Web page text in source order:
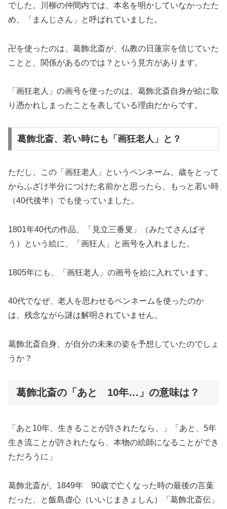
でした。川柳の仲間内では、本名を明かしていなかったた
め、「まんじさん」と呼ばれていました。
卍を使ったのは、葛飾北斎が、仏教の日蓮宗を信じていた
ことと、関係があるのでは？という見方があります。
「画狂老人」の画号を使ったのは、葛飾北斎自身が絵に取
り憑かれしまったことを表している理由だからです。
葛飾北斎、若い時にも「画狂老人」と？
ただし、この「画狂老人」というペンネーム、歳をとって
からふざけ半分につけた名前かと思ったら、もっと若い時
（40代後半）でも使っていました。
1801年40代の作品、「見立三番叟」（みたてさんばそ
う）という絵に、「画狂人」と画号を入れました。
1805年にも、「画狂老人」の画号を絵に入れています。
40代でなぜ、老人を思わせるペンネームを使ったのか
は、残念ながら謎は解明されていません。
葛飾北斎自身、が自分の未来の姿を予想していたのでしょ
うか？
葛飾北斎の「あと 10年…」の意味は？
「あと10年、生きることが許されたなら、」「あと、5年
生き流ことが許されたなら、本物の絵師になることができ
ただろうに」
葛飾北斎が、1849年 90歳で亡くなった時の最後の言葉
だった、と飯島虚心（いいじまきょしん）「葛飾北斎伝」